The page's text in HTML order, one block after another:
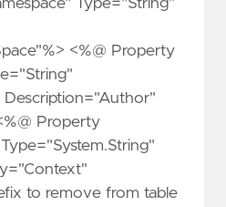
Type="String"
<%@ Property
Property
to remove from table